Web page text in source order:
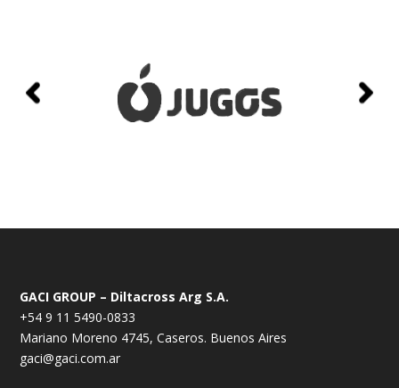
GACI GROUP – Diltacross Arg S.A.
+54 9 11 5490-0833
Mariano Moreno 4745, Caseros. Buenos Aires
gaci@gaci.com.ar